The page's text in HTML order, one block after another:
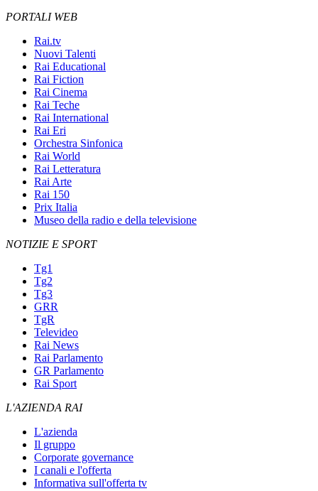
PORTALI WEB
Rai.tv
Nuovi Talenti
Rai Educational
Rai Fiction
Rai Cinema
Rai Teche
Rai International
Rai Eri
Orchestra Sinfonica
Rai World
Rai Letteratura
Rai Arte
Rai 150
Prix Italia
Museo della radio e della televisione
NOTIZIE E SPORT
Tg1
Tg2
Tg3
GRR
TgR
Televideo
Rai News
Rai Parlamento
GR Parlamento
Rai Sport
L'AZIENDA RAI
L'azienda
Il gruppo
Corporate governance
I canali e l'offerta
Informativa sull'offerta tv